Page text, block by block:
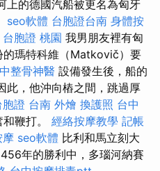
上的德國汽船被更名為匈牙
seo軟體 台胞證台南 身體按
台胞證 桃園 我男朋友裡有匈
的瑪特科維（Matkovič）要
整骨神醫 設備發生後，船的
此，他沖向樁之間，跳過厚
證 台南 外燴 換護照 台中
鞭打。 經絡按摩教學 記帳
摩 seo軟體 比利和馬立刻大
年的勝利中，多瑙河納賽